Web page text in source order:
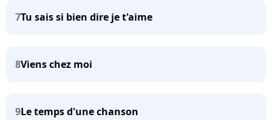
7Tu sais si bien dire je t'aime
8Viens chez moi
9Le temps d'une chanson